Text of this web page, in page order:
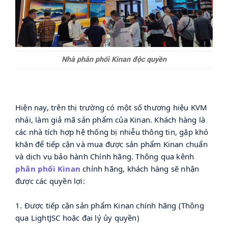
Nhà phân phối Kinan độc quyền
Hiện nay, trên thị trường có một số thương hiệu KVM
nhái, làm giả mã sản phẩm của Kinan. Khách hàng là
các nhà tích hợp hệ thống bị nhiễu thông tin, gặp khó
khăn để tiếp cận và mua được sản phẩm Kinan chuẩn
và dịch vụ bảo hành Chính hãng. Thông qua kênh
phân phối Kinan chính hãng, khách hàng sẽ nhận
được các quyền lợi:
1. Được tiếp cận sản phẩm Kinan chính hãng (Thông
qua LightJSC hoặc đại lý ủy quyền)